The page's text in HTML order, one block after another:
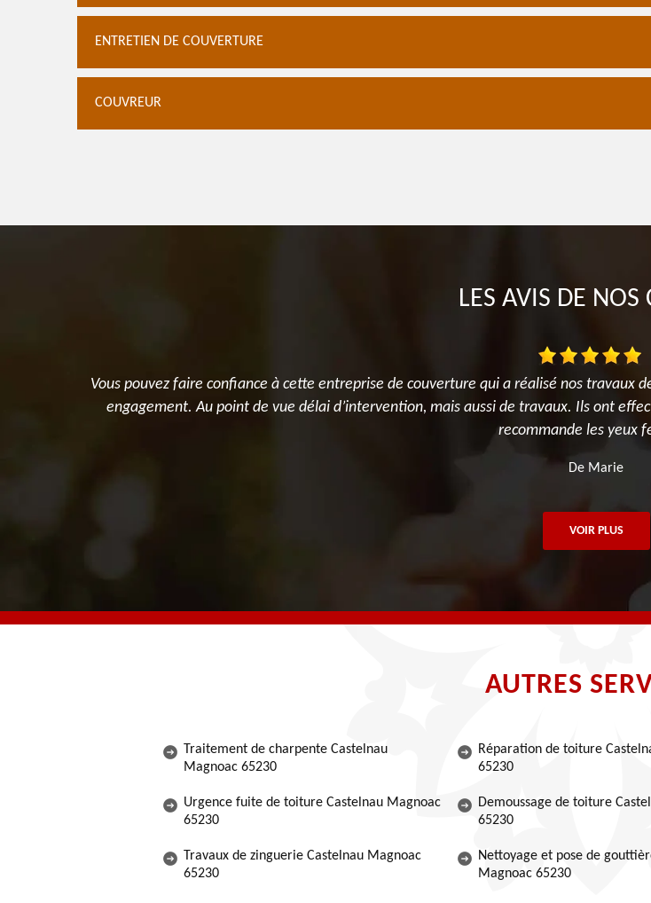
ENTRETIEN DE COUVERTURE
COUVREUR
LES AVIS DE NOS
Vous pouvez faire confiance à cette entreprise de couverture qui a réalisé nos
engagement. Au point de vue délai d’intervention, mais aussi de travaux. Ils ont
recommande les yeux
De Marie
VOIR PLUS
AUTRES
Traitement de charpente Castelnau
Magnoac 65230
Urgence fuite de toiture Castelnau Magnoac
65230
Travaux de zinguerie Castelnau Magnoac
65230
Réparation de toiture
65230
Demoussage de toiture
65230
Nettoyage et pose de
Magnoac 65230